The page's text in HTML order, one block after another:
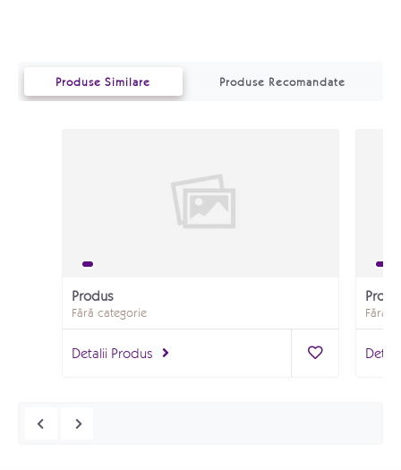
Produse Similare Produse Recomandate
Produs
Fără categorie
Detalii Produs
Fără